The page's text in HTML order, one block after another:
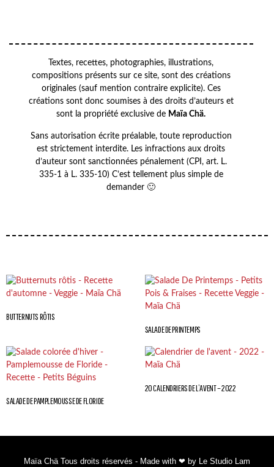
Textes, recettes, photographies, illustrations,
compositions présents sur ce site, sont des créations
originales (sauf mention contraire explicite). Ces
créations sont donc soumises à des droits d’auteurs et
sont la propriété exclusive de Maïa Chä.
Sans autorisation écrite préalable, toute reproduction
est strictement interdite. Les infractions aux droits
d’auteur sont sanctionnées pénalement (CPI, art. L.
335-1 à L. 335-10) C’est tellement plus simple de
demander 🙂
BUTTERNUTS RÔTIS
SALADE DE PRINTEMPS
SALADE DE PAMPLEMOUSSE DE FLORIDE
20 CALENDRIERS DE L’AVENT – 2022
Maïa Chä Tous droits réservés - Made with ❤ by Le Studio Lam